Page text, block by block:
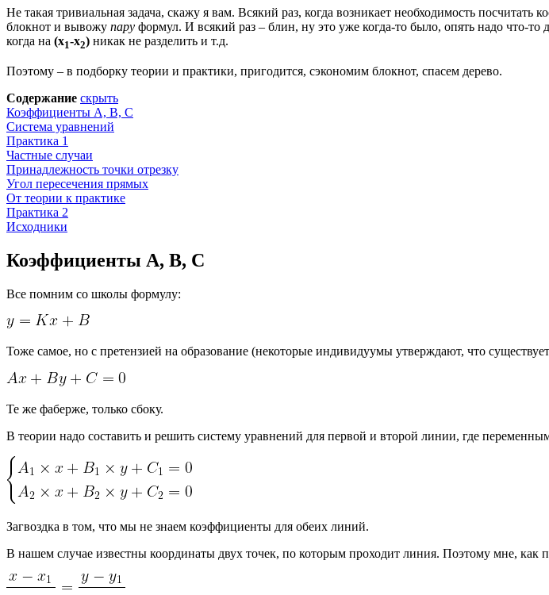
Не такая тривиальная задача, скажу я вам. Всякий раз, когда возникает необходимость посчитать
блокнот и вывожу пару формул. И всякий раз – блин, ну это уже когда-то было, опять надо что-то
когда на (x1-x2) никак не разделить и т.д.
Поэтому – в подборку теории и практики, пригодится, сэкономим блокнот, спасем дерево.
Содержание скрыть
Коэффициенты А, B, C
Система уравнений
Практика 1
Частные случаи
Принадлежность точки отрезку
Угол пересечения прямых
От теории к практике
Практика 2
Исходники
Коэффициенты А, B, C
Все помним со школы формулу:
Тоже самое, но с претензией на образование (некоторые индивидуумы утверждают, что
Те же фаберже, только сбоку.
В теории надо составить и решить систему уравнений для первой и второй линии, где
Загвоздка в том, что мы не знаем коэффициенты для обеих линий.
В нашем случае известны координаты двух точек, по которым проходит линия. Поэтому мне, как